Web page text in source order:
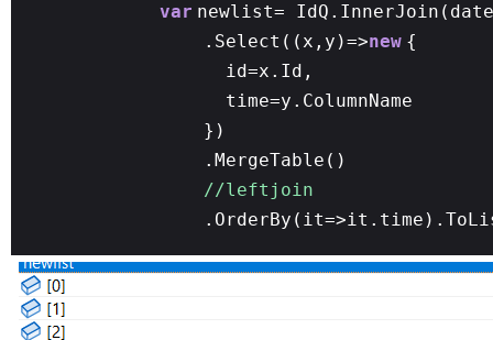
var newlist=
.Select((x,y)=>new {
id=x.Id,
time=y.ColumnName
})
.MergeTable()
//leftjoin